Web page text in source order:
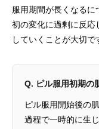
服用期間が長くなる
初の変化に過剰に反応
していくことが大切で
Q. ピル服用初期の
ピル服用開始後の
過程で一時的に生